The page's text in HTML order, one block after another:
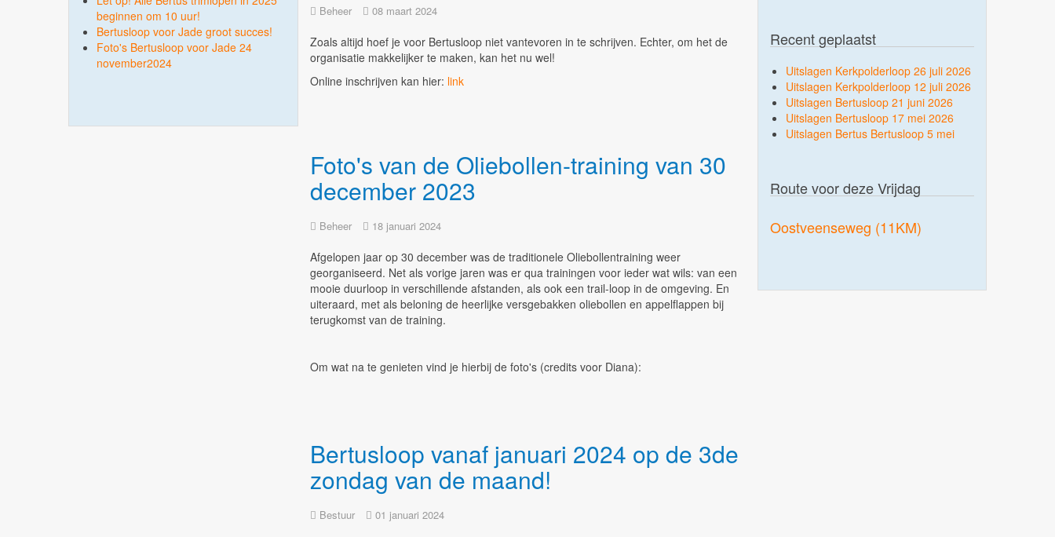
Beheer 08 maart 2024
Zoals altijd hoef je voor Bertusloop niet vantevoren in te schrijven. Echter, om het de
organisatie makkelijker te maken, kan het nu wel!
Online inschrijven kan hier: link
Foto's van de Oliebollen-training van 30
december 2023
Beheer 18 januari 2024
Afgelopen jaar op 30 december was de traditionele Oliebollentraining weer
georganiseerd. Net als vorige jaren was er qua trainingen voor ieder wat wils: van een
mooie duurloop in verschillende afstanden, als ook een trail-loop in de omgeving. En
uiteraard, met als beloning de heerlijke versgebakken oliebollen en appelflappen bij
terugkomst van de training.
Om wat na te genieten vind je hierbij de foto's (credits voor Diana):
Bertusloop vanaf januari 2024 op de 3de
zondag van de maand!
Bestuur 01 januari 2024
beginnen om 10 uur!
Bertusloop voor Jade groot succes!
Foto's Bertusloop voor Jade 24
november2024
Recent geplaatst
Uitslagen Kerkpolderloop 26 juli 2026
Uitslagen Kerkpolderloop 12 juli 2026
Uitslagen Bertusloop 21 juni 2026
Uitslagen Bertusloop 17 mei 2026
Uitslagen Bertus Bertusloop 5 mei
Route voor deze Vrijdag
Oostveenseweg (11KM)